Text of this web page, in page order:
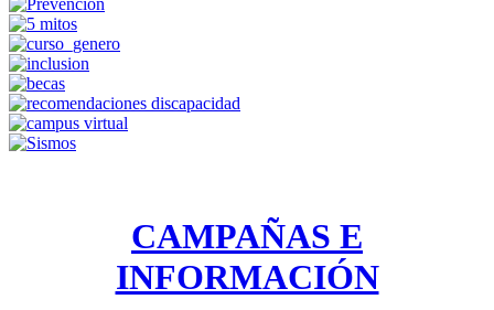
CAMPAÑAS E
INFORMACIÓN